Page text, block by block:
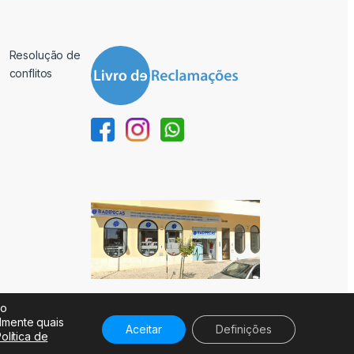
Resolução de
conflitos
quais
de
Aceitar Definições